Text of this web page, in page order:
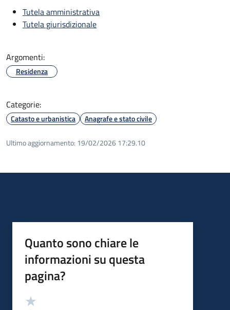
Tutela amministrativa
Tutela giurisdizionale
Argomenti:
Residenza
Categorie:
Catasto e urbanistica Anagrafe e stato civile
Ultimo aggiornamento: 19/02/2026 17:29.10
Quanto sono chiare le
informazioni su questa
pagina?
Valutazione